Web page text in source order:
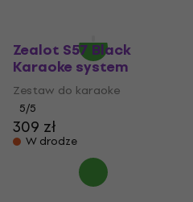
Zealot S57 Black
Karaoke system
Zestaw do karaoke
5/5
309 zł
W drodze